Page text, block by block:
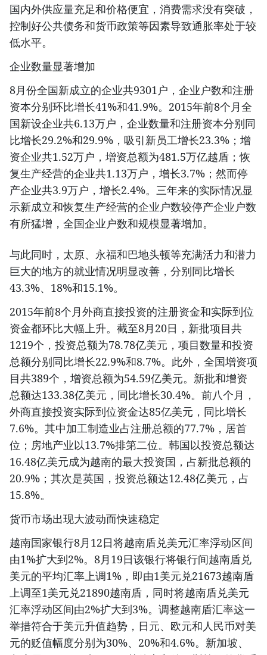
国内外供应量充足和价格便宜，消费需求没有突破，
控制好公共债务和货币政策等因素导致通胀率处于较
低水平。
企业数量显著增加
8月份全国新成立的企业共9301户，企业户数和注册
资本分别环比增长41%和41.9%。2015年前8个月全
国新设企业共6.13万户，企业数量和注册资本分别同
比增长29.2%和29.9%，吸引新员工增长23.3%；增
资企业共1.52万户，增资总额为481.5万亿越盾；恢
复生产经营的企业共1.13万户，增长3.7%；然而停
产企业共3.9万户，增长2.4%。三年来的实际情况显
示新成立和恢复生产经营的企业户数较停产企业户数
有所猛增，全国企业户数和规模显著增加。
与此同时，太原、永福和巴地头顿等充满活力和潜力
巨大的地方的就业情况明显改善，分别同比增长
43.3%、18%和15.1%。
2015年前8个月外商直接投资的注册资金和实际到位
资金都环比大幅上升。截至8月20日，新批项目共
1219个，投资总额为78.78亿美元，项目数量和投资
总额分别同比增长22.9%和8.7%。此外，全国增资项
目共389个，增资总额为54.59亿美元。新批和增资
总额达133.38亿美元，同比增长30.4%。前八个月，
外商直接投资实际到位资金达85亿美元，同比增长
7.6%。其中加工制造业占注册总额的77.7%，居首
位；房地产业以13.7%排第二位。韩国以投资总额达
16.48亿美元成为越南的最大投资国，占新批总额的
20.9%；其次是英国，投资总额达12.48亿美元，占
15.8%。
货币市场出现大波动而快速稳定
越南国家银行8月12日将越南盾兑美元汇率浮动区间
由1%扩大到2%。8月19日该银行将银行间越南盾兑
美元的平均汇率上调1%，即由1美元兑21673越南盾
上调至1美元兑21890越南盾，同时将越南盾兑美元
汇率浮动区间由2%扩大到3%。调整越南盾汇率这一
举措符合于美元升值趋势，日元、欧元和人民币对美
元的贬值幅度分别为30%、20%和4.6%。新加坡、